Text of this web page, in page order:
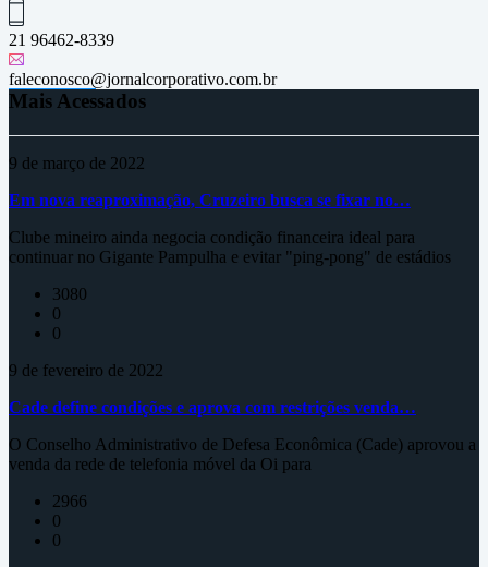
21 96462-8339
faleconosco@jornalcorporativo.com.br
Mais Acessados
9 de março de 2022
Em nova reaproximação, Cruzeiro busca se fixar no…
Clube mineiro ainda negocia condição financeira ideal para
continuar no Gigante Pampulha e evitar "ping-pong" de estádios
3080
0
0
9 de fevereiro de 2022
Cade define condições e aprova com restrições venda…
O Conselho Administrativo de Defesa Econômica (Cade) aprovou a
venda da rede de telefonia móvel da Oi para
2966
0
0